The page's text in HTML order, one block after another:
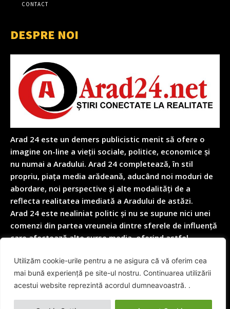
Utilizăm cookie-urile pentru a ne asigura că vă oferim cea
mai bună experiență pe site-ul nostru. Continuarea utilizării
acestui website reprezintă acordul dumneavoastră. .
CONTACT
DESPRE NOI
Arad 24 este un demers publicistic menit să ofere o
imagine on-line a vieții sociale, politice, economice și
nu numai a Aradului. Arad 24 completează, în stil
propriu, piața media arădeană, aducând noi moduri de
abordare, noi perspective și alte modalități de a
reflecta realitatea imediată a Aradului de astăzi.
Arad 24 este nealiniat politic și nu se supune nici unei
comenzi din partea vreuneia dintre sferele de influență
care afectează alte surse media, oferind astfel
a realității cotidiene.
© Arad24.net | Toate Drepturile Rezervate 2014 - 2026